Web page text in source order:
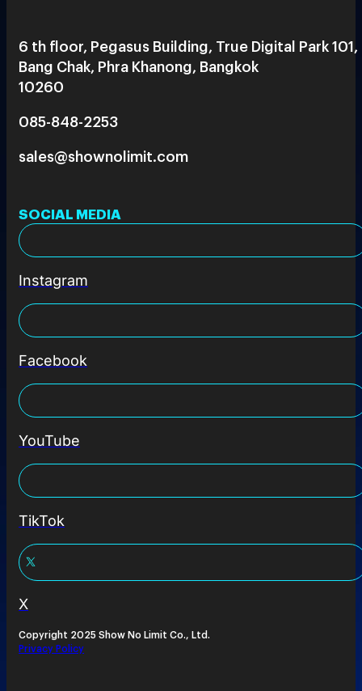
6 th floor, Pegasus Building, True Digital Park 101,
Bang Chak, Phra Khanong, Bangkok
10260
085-848-2253
sales@shownolimit.com
SOCIAL MEDIA
Instagram
Facebook
YouTube
TikTok
X
Copyright 2025 Show No Limit Co., Ltd.
Privacy Policy